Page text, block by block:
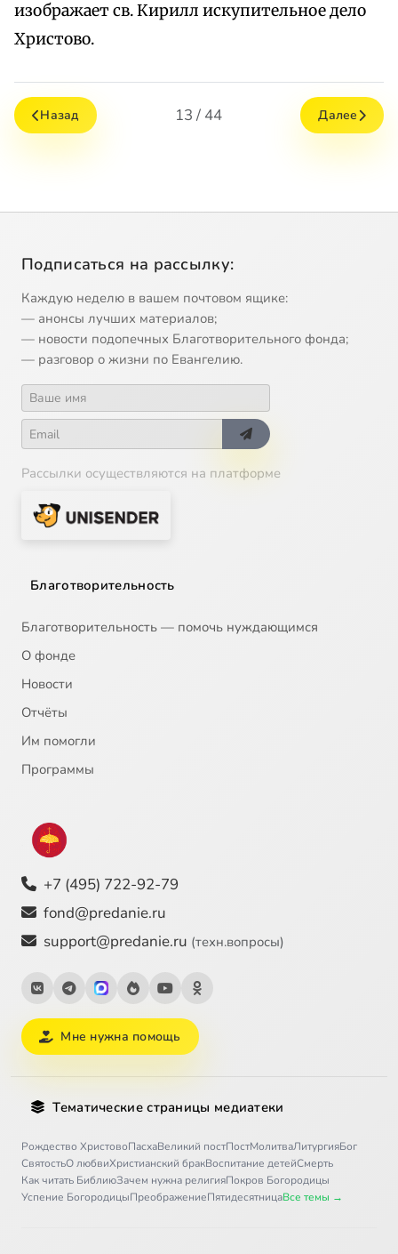
изображает св. Кирилл искупительное дело
Христово.
Назад 13 / 44 Далее
Подписаться на рассылку:
Каждую неделю в вашем почтовом ящике:
— анонсы лучших материалов;
— новости подопечных Благотворительного фонда;
— разговор о жизни по Евангелию.
Рассылки осуществляются на платформе
Благотворительность
Благотворительность — помочь нуждающимся
О фонде
Новости
Отчёты
Им помогли
Программы
+7 (495) 722-92-79
fond@predanie.ru
support@predanie.ru (техн.вопросы)
Мне нужна помощь
Тематические страницы медиатеки
Рождество ХристовоПасхаВеликий постПостМолитваЛитургияБог
СвятостьО любвиХристианский бракВоспитание детейСмерть
Как читать БиблиюЗачем нужна религияПокров Богородицы
Успение БогородицыПреображениеПятидесятницаВсе темы →